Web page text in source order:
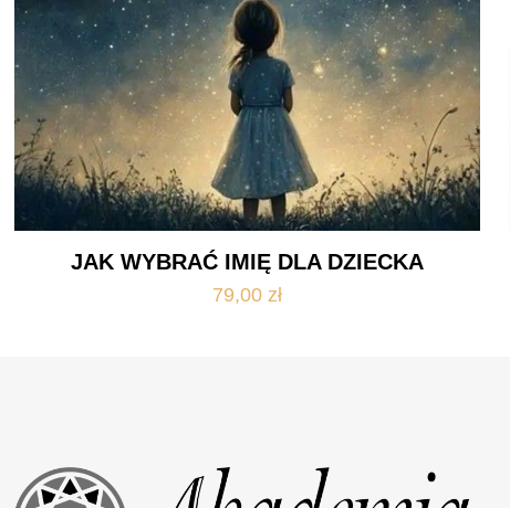
JAK WYBRAĆ IMIĘ DLA DZIECKA
79,00 zł